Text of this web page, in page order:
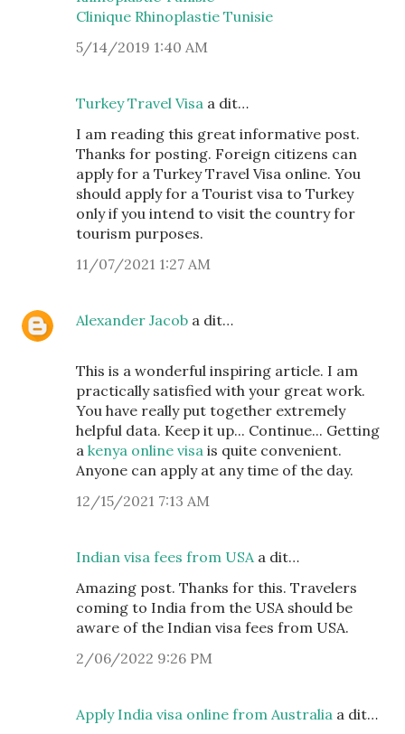
Clinique Rhinoplastie Tunisie
5/14/2019 1:40 AM
Turkey Travel Visa a dit…
I am reading this great informative post.
Thanks for posting. Foreign citizens can
apply for a Turkey Travel Visa online. You
should apply for a Tourist visa to Turkey
only if you intend to visit the country for
tourism purposes.
11/07/2021 1:27 AM
Alexander Jacob a dit…
This is a wonderful inspiring article. I am
practically satisfied with your great work.
You have really put together extremely
helpful data. Keep it up... Continue... Getting
a kenya online visa is quite convenient.
Anyone can apply at any time of the day.
12/15/2021 7:13 AM
Indian visa fees from USA a dit…
Amazing post. Thanks for this. Travelers
coming to India from the USA should be
aware of the Indian visa fees from USA.
2/06/2022 9:26 PM
Apply India visa online from Australia a dit…